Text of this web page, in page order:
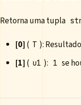
Retorna uma tupla
[0] ( T ):
[1] ( u1 ): 1 se